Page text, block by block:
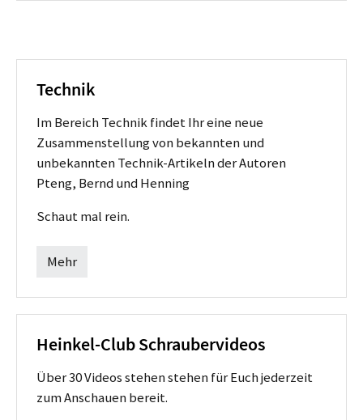
Technik
Im Bereich Technik findet Ihr eine neue
Zusammenstellung von bekannten und
unbekannten Technik-Artikeln der Autoren
Pteng, Bernd und Henning
Schaut mal rein.
Mehr
Heinkel-Club Schraubervideos
Über 30 Videos stehen stehen für Euch jederzeit
zum Anschauen bereit.